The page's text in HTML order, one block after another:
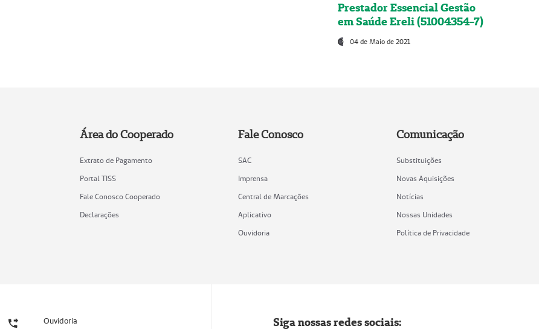
Prestador Essencial Gestão
em Saúde Ereli (51004354-7)
04 de Maio de 2021
Área do Cooperado
Extrato de Pagamento
Portal TISS
Fale Conosco Cooperado
Declarações
Fale Conosco
SAC
Imprensa
Central de Marcações
Aplicativo
Ouvidoria
Comunicação
Substituições
Novas Aquisições
Notícias
Nossas Unidades
Política de Privacidade
Ouvidoria Siga nossas redes sociais: